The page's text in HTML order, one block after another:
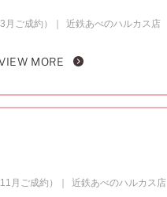
ご成約） 近鉄あべのハルカス店
MORE
月ご成約） 近鉄あべのハルカス店